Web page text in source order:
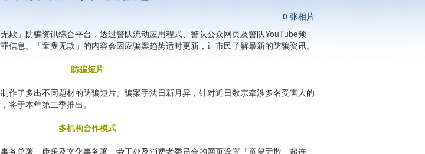
0 张相片
欺」防骗资讯综合平台，透过警队流动应用程式、警队公众网页及警队YouTube频
信息。「童叟无欺」的内容会因应骗案趋势适时更新，让市民了解最新的防骗资讯。
防骗短片
作了多出不同题材的防骗短片。骗案手法日新月异，针对近日数宗牵涉多名受害人的
将于本年第二季推出。
多机构合作模式
务总署、康乐及文化事务署、劳工处及消费者委员会的网页设置「童叟无欺」超连